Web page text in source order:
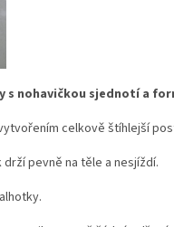
s nohavičkou sjednotí a
celkově štíhlejší
pevně na těle a nesjíždí.